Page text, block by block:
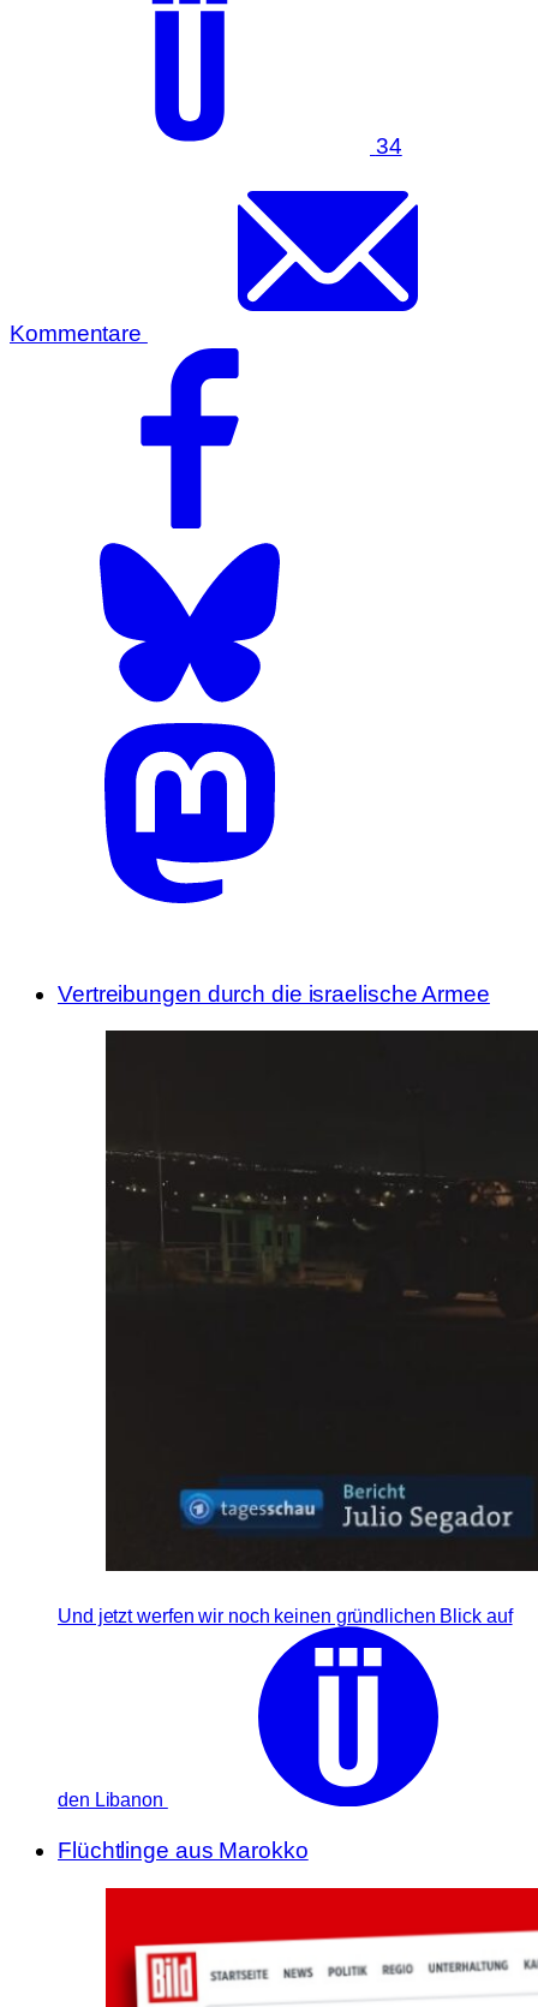
34
Kommentare
Vertreibungen durch die israelische Armee
Und jetzt werfen wir noch keinen gründlichen Blick auf
den Libanon
Flüchtlinge aus Marokko